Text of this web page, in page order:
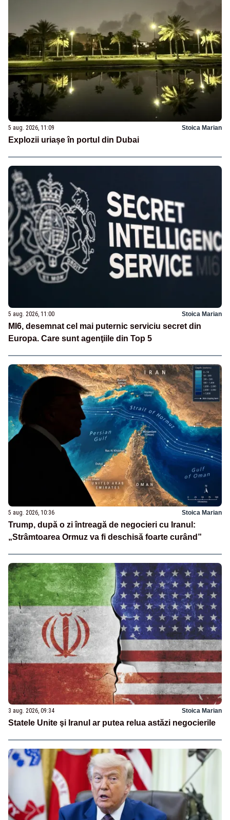
5 aug. 2026, 11:09 Stoica Marian
Explozii uriașe în portul din Dubai
5 aug. 2026, 11:00 Stoica Marian
MI6, desemnat cel mai puternic serviciu secret din
Europa. Care sunt agenţiile din Top 5
5 aug. 2026, 10:36 Stoica Marian
Trump, după o zi întreagă de negocieri cu Iranul:
„Strâmtoarea Ormuz va fi deschisă foarte curând”
3 aug. 2026, 09:34 Stoica Marian
Statele Unite şi Iranul ar putea relua astăzi negocierile